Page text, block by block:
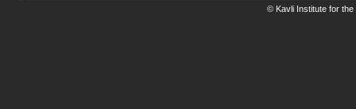
© Kavli Institute for